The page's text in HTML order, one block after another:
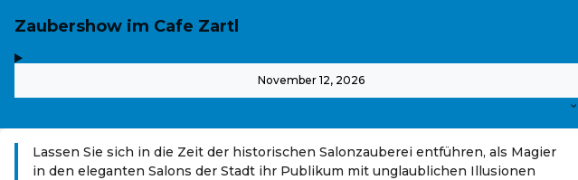
Zaubershow im Cafe Zartl
November 12, 2026
Lassen Sie sich in die Zeit der historischen Salonzauberei entführen, als Magier
in den eleganten Salons der Stadt ihr Publikum mit unglaublichen Illusionen